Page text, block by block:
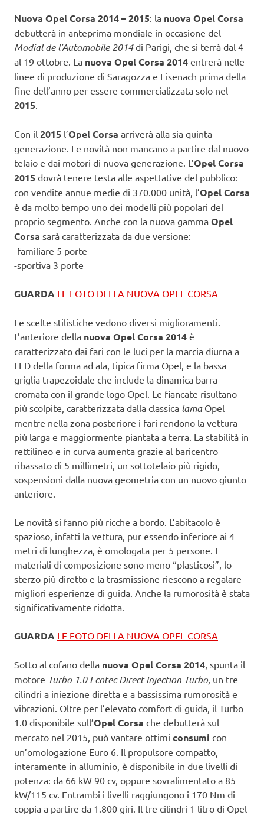
Nuova Opel Corsa 2014 – 2015: la nuova Opel Corsa
debutterà in anteprima mondiale in occasione del
Modial de l’Automobile 2014di Parigi, che si terrà dal 4
al 19 ottobre. La nuova Opel Corsa 2014 entrerà nelle
linee di produzione di Saragozza e Eisenach prima della
fine dell’anno per essere commercializzata solo nel
2015
Con il 2015 l’Opel Corsa arriverà alla sia quinta
generazione. Le novità non mancano a partire dal nuovo
telaio e dai motori di nuova generazione. L’Opel Corsa
2015 dovrà tenere testa alle aspettative del pubblico:
con vendite annue medie di 370.000 unità, l’Opel Corsa
è da molto tempo uno dei modelli più popolari del
proprio segmento. Anche con la nuova gamma Opel
Corsa sarà caratterizzata da due versione:
-familiare 5 porte
-sportiva 3 porte
GUARDA LE FOTO DELLA NUOVA OPEL CORSA
Le scelte stilistiche vedono diversi miglioramenti.
L’anteriore della nuova Opel Corsa 2014 è
caratterizzato dai fari con le luci per la marcia diurna a
LED della forma ad ala, tipica firma Opel, e la bassa
griglia trapezoidale che include la dinamica barra
cromata con il grande logo Opel. Le fiancate risultano
più scolpite, caratterizzata dalla classica lama Opel
mentre nella zona posteriore i fari rendono la vettura
più larga e maggiormente piantata a terra. La stabilità in
rettilineo e in curva aumenta grazie al baricentro
ribassato di 5 millimetri, un sottotelaio più rigido,
sospensioni dalla nuova geometria con un nuovo giunto
anteriore.
Le novità si fanno più ricche a bordo. L’abitacolo è
spazioso, infatti la vettura, pur essendo inferiore ai 4
metri di lunghezza, è omologata per 5 persone. I
materiali di composizione sono meno “plasticosi”, lo
sterzo più diretto e la trasmissione riescono a regalare
migliori esperienze di guida. Anche la rumorosità è stata
significativamente ridotta.
GUARDA LE FOTO DELLA NUOVA OPEL CORSA
Sotto al cofano della nuova Opel Corsa 2014 , spunta il
motore Turbo 1.0 Ecotec Direct Injection Turbo, un tre
cilindri a iniezione diretta e a bassissima rumorosità e
vibrazioni. Oltre per l’elevato comfort di guida, il Turbo
1.0 disponibile sull’Opel Corsa che debutterà sul
mercato nel 2015, può vantare ottimi consumi con
un’omologazione Euro 6. Il propulsore compatto,
interamente in alluminio, è disponibile in due livelli di
potenza: da 66 kW 90 cv, oppure sovralimentato a 85
kW/115 cv. Entrambi i livelli raggiungono i 170 Nm di
coppia a partire da 1.800 giri. Il tre cilindri 1 litro di Opel